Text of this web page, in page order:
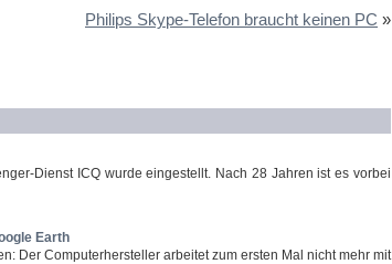
Philips Skype-Telefon braucht keinen PC »
Dienst ICQ wurde eingestellt. Nach 28 Jahren ist es vorbei
Earth
Der Computerhersteller arbeitet zum ersten Mal nicht mehr mit